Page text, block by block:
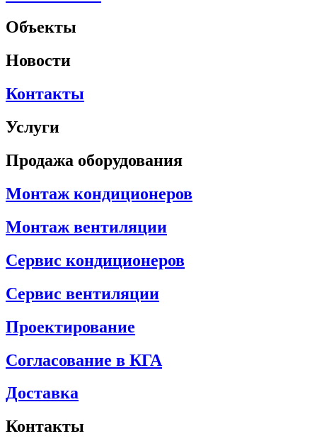
Объекты
Новости
Контакты
Услуги
Продажа оборудования
Монтаж кондиционеров
Монтаж вентиляции
Сервис кондиционеров
Сервис вентиляции
Проектирование
Согласование в КГА
Доставка
Контакты